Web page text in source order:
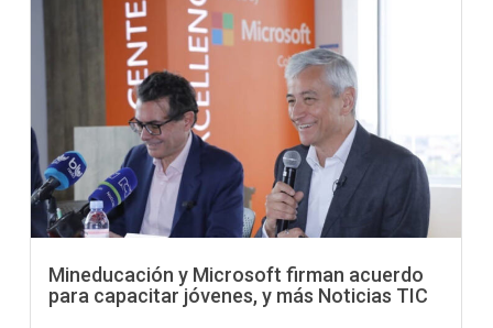
Mineducación y Microsoft firman acuerdo
para capacitar jóvenes, y más Noticias TIC